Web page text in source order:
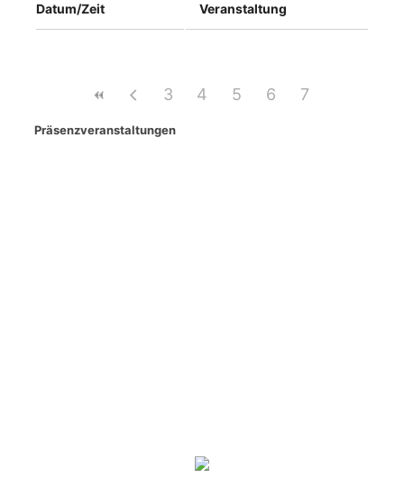
Datum/Zeit Veranstaltung
3 4 5 6 7
Präsenzveranstaltungen